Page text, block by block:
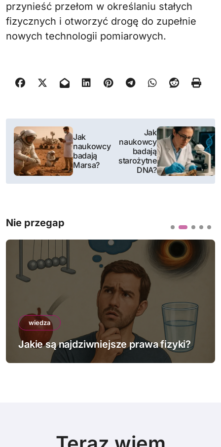
przynieść przełom w określaniu stałych
fizycznych i otworzyć drogę do zupełnie
nowych technologii pomiarowych.
N
w
i
a
c
Jak
naukowcy
badają
Marsa?
Jak
naukowcy
badają
starożytne
DNA?
Nie przegap
wiedza
Jakie są najdziwniejsze prawa fizyki?